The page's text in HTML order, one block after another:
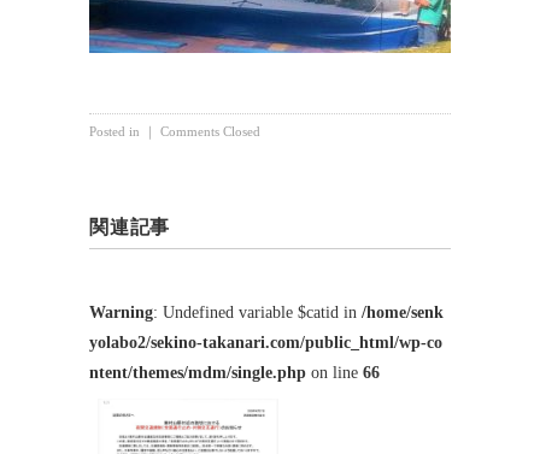
Posted in ｜ Comments Closed
関連記事
Warning: Undefined variable $catid in /home/senk
yolabo2/sekino-takanari.com/public_html/wp-co
ntent/themes/mdm/single.php on line 66